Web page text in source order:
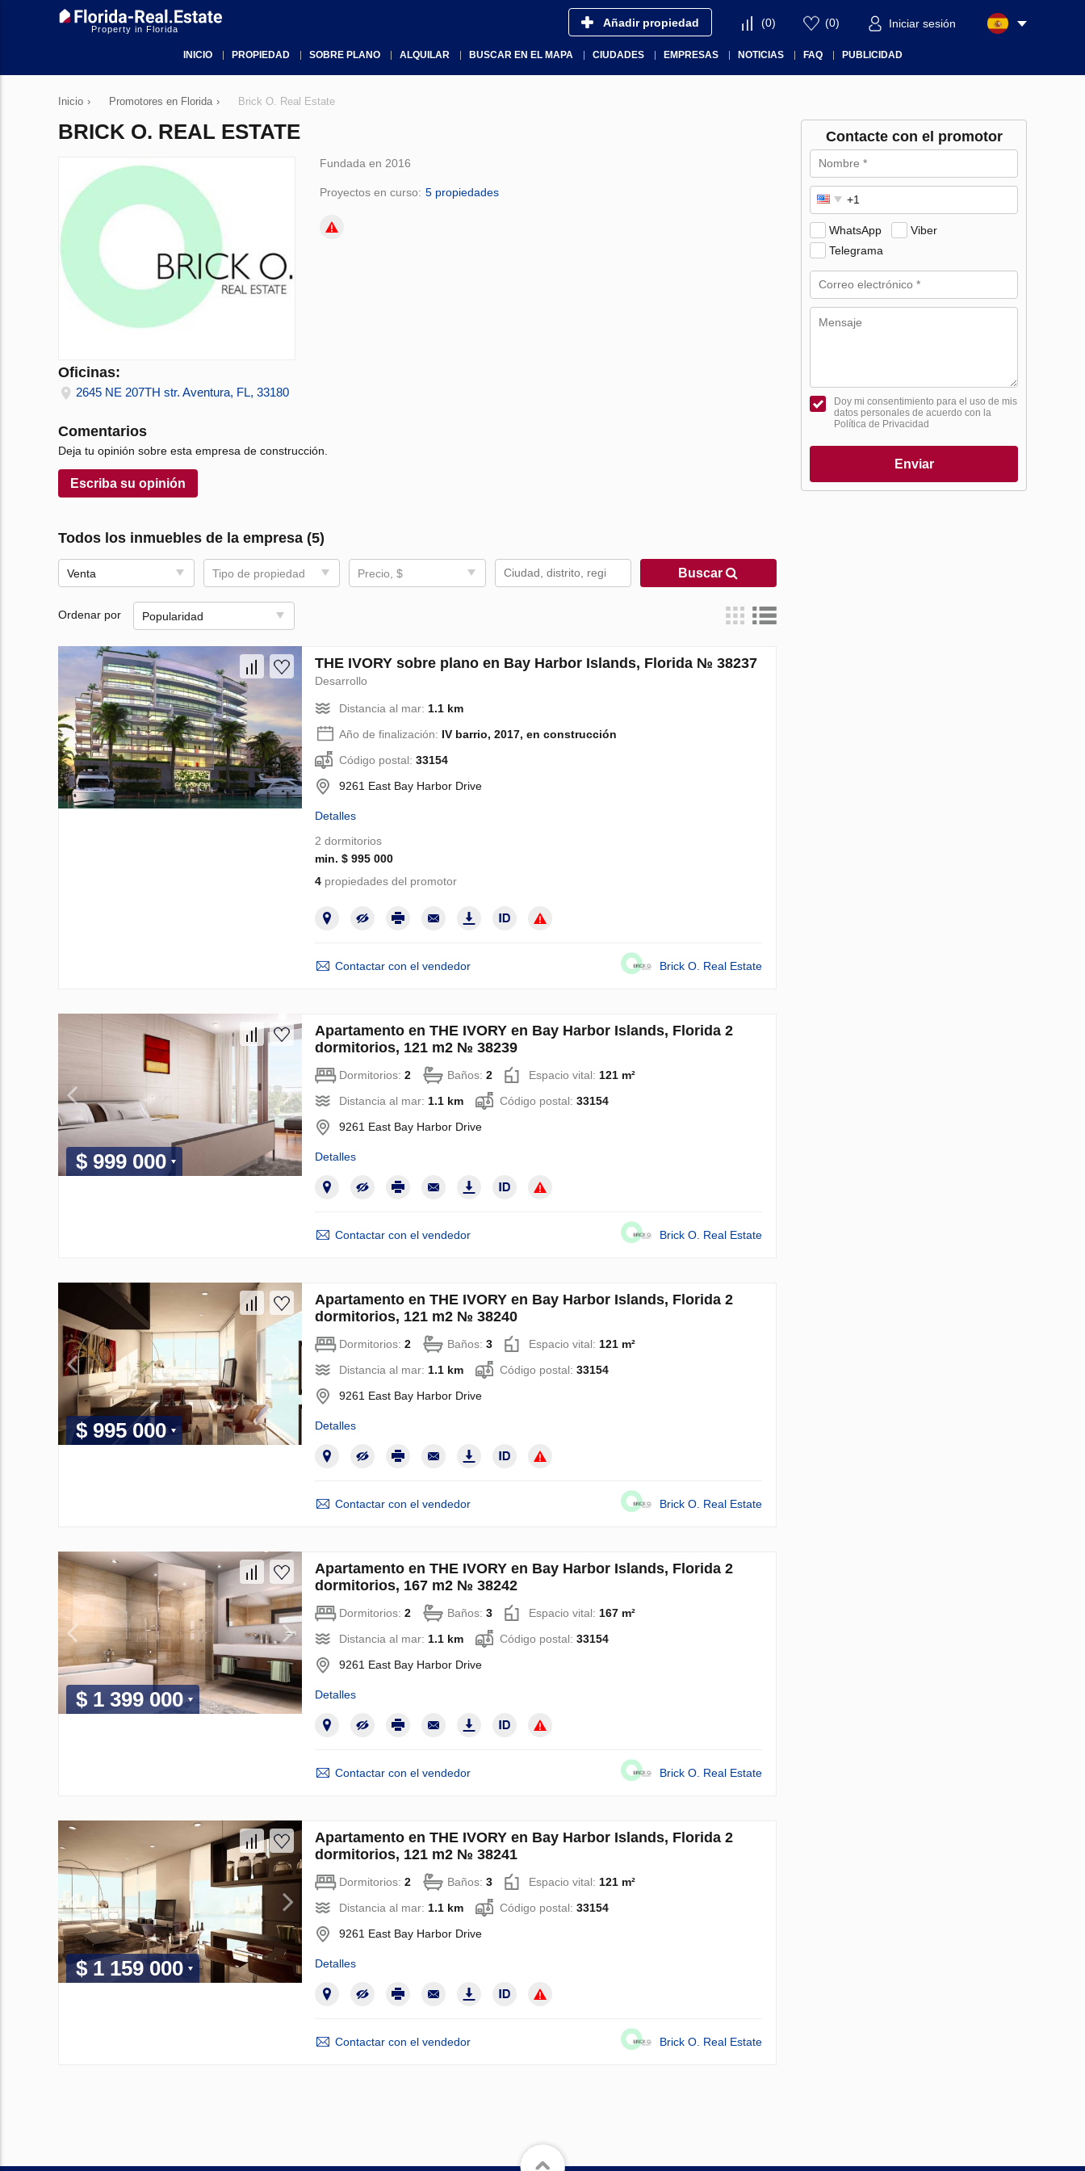
Property in Florida Añadir propiedad (0) (0) Iniciar sesión
INICIO PROPIEDAD SOBRE PLANO ALQUILAR BUSCAR EN EL MAPA CIUDADES EMPRESAS NOTICIAS FAQ PUBLICIDAD
Inicio › Promotores en Florida › Brick O. Real Estate
BRICK O. REAL ESTATE
Fundada en 2016
Proyectos en curso: 5 propiedades
Oficinas:
2645 NE 207TH str. Aventura, FL, 33180
Comentarios
Deja tu opinión sobre esta empresa de construcción.
Escriba su opinión
Todos los inmuebles de la empresa (5)
Venta Tipo de propiedad Precio, $ Buscar
Ordenar por Popularidad
THE IVORY sobre plano en Bay Harbor Islands, Florida № 38237
Desarrollo
Distancia al mar: 1.1 km
Año de finalización: IV barrio, 2017, en construcción
Código postal: 33154
9261 East Bay Harbor Drive
Detalles
2 dormitorios
min. $ 995 000
4propiedades del promotor
Contactar con el vendedor Brick O. Real Estate
$ 999 000
Apartamento en THE IVORY en Bay Harbor Islands, Florida 2
dormitorios, 121 m2 № 38239
Dormitorios: 2 Baños: 2 Espacio vital: 121 m²
Distancia al mar: 1.1 km Código postal: 33154
9261 East Bay Harbor Drive
Detalles
Contactar con el vendedor Brick O. Real Estate
$ 995 000
Apartamento en THE IVORY en Bay Harbor Islands, Florida 2
dormitorios, 121 m2 № 38240
Dormitorios: 2 Baños: 3 Espacio vital: 121 m²
Distancia al mar: 1.1 km Código postal: 33154
9261 East Bay Harbor Drive
Detalles
Contactar con el vendedor Brick O. Real Estate
$ 1 399 000
Apartamento en THE IVORY en Bay Harbor Islands, Florida 2
dormitorios, 167 m2 № 38242
Dormitorios: 2 Baños: 3 Espacio vital: 167 m²
Distancia al mar: 1.1 km Código postal: 33154
9261 East Bay Harbor Drive
Detalles
Contactar con el vendedor Brick O. Real Estate
$ 1 159 000
Apartamento en THE IVORY en Bay Harbor Islands, Florida 2
dormitorios, 121 m2 № 38241
Dormitorios: 2 Baños: 3 Espacio vital: 121 m²
Distancia al mar: 1.1 km Código postal: 33154
9261 East Bay Harbor Drive
Detalles
Contactar con el vendedor Brick O. Real Estate
Contacte con el promotor
WhatsApp
Viber
Telegrama
Doy mi consentimiento para el uso de mis
datos personales de acuerdo con la
Política de Privacidad
Enviar